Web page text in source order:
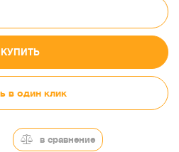
КУПИТЬ
в один клик
в сравнение